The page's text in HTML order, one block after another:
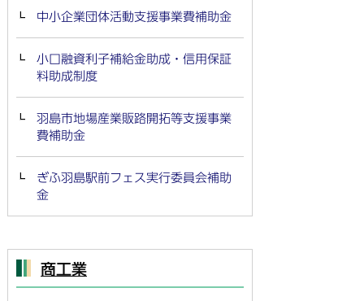
中小企業団体活動支援事業費補助金
小口融資利子補給金助成・信用保証
料助成制度
羽島市地場産業販路開拓等支援事業
費補助金
ぎふ羽島駅前フェス実行委員会補助
金
商工業